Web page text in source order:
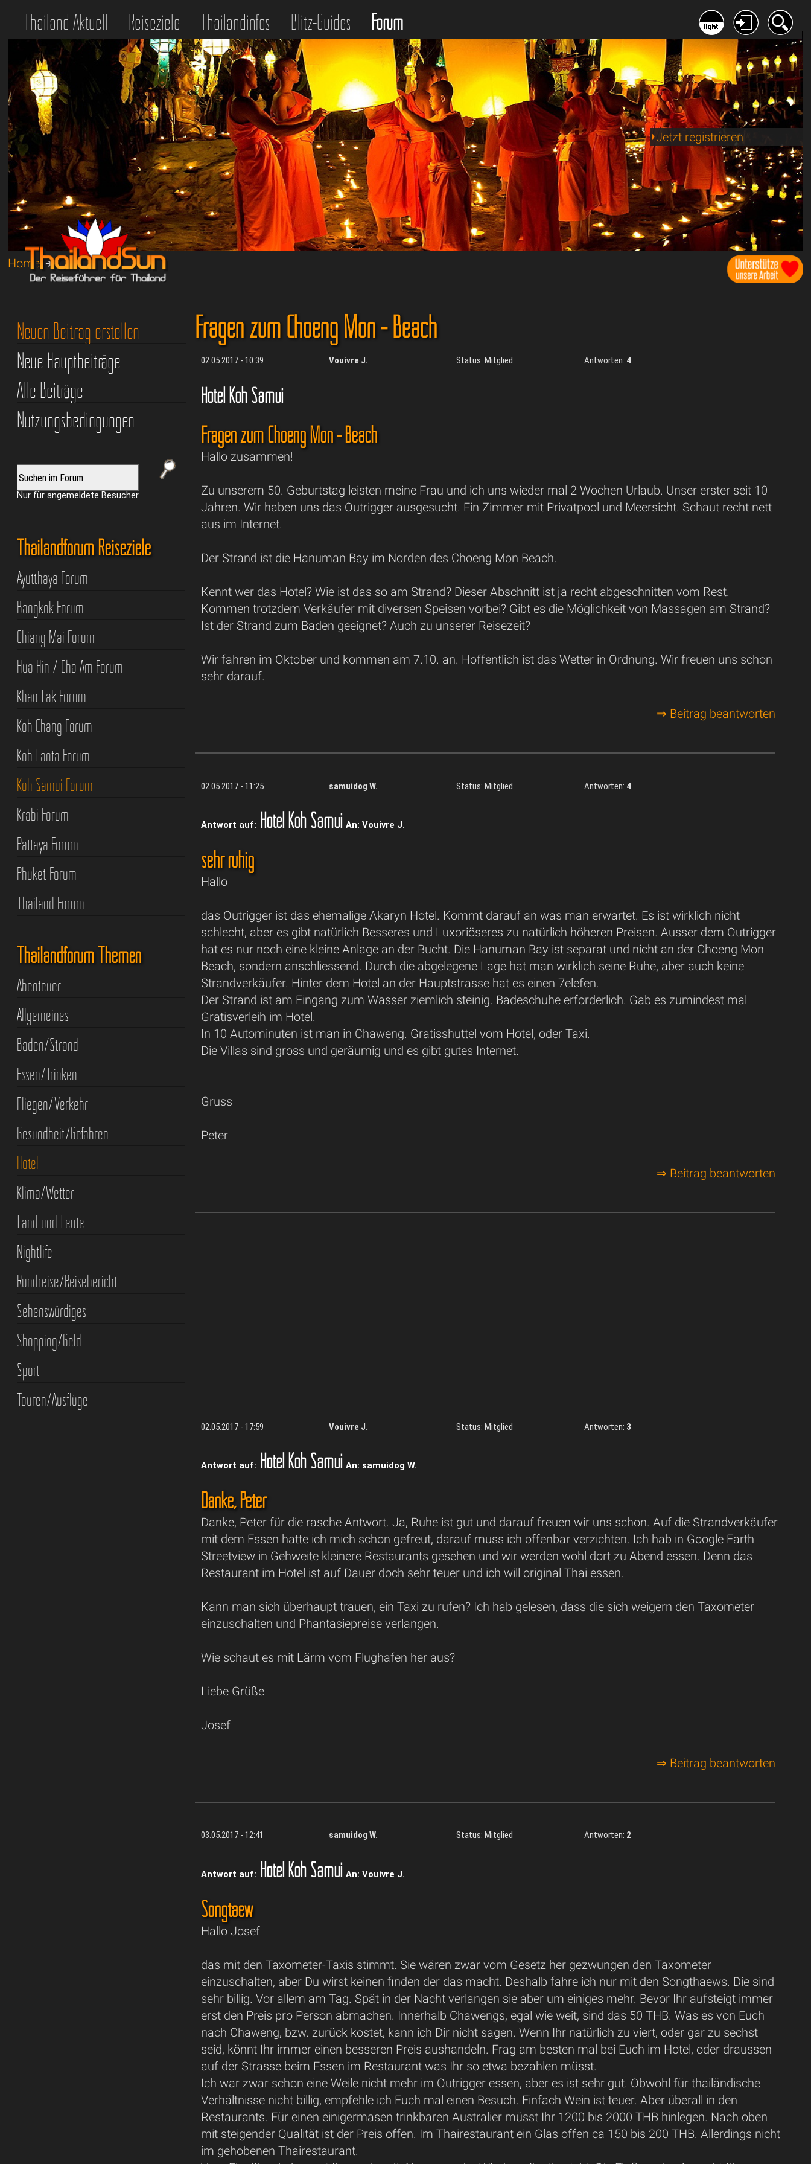
Thailand Aktuell Reiseziele Thailandinfos Blitz-Guides Forum
Jetzt registrieren
Home➔
Fragen zum Choeng Mon - Beach
02.05.2017 - 10:39 Vouivre J. Status: Mitglied Antworten: 4
Hotel Koh Samui
Fragen zum Choeng Mon - Beach
Hallo zusammen!
Zu unserem 50. Geburtstag leisten meine Frau und ich uns wieder mal 2 Wochen Urlaub. Unser erster seit 10
Jahren. Wir haben uns das Outrigger ausgesucht. Ein Zimmer mit Privatpool und Meersicht. Schaut recht nett
aus im Internet.
Der Strand ist die Hanuman Bay im Norden des Choeng Mon Beach.
Kennt wer das Hotel? Wie ist das so am Strand? Dieser Abschnitt ist ja recht abgeschnitten vom Rest.
Kommen trotzdem Verkäufer mit diversen Speisen vorbei? Gibt es die Möglichkeit von Massagen am Strand?
Ist der Strand zum Baden geeignet? Auch zu unserer Reisezeit?
Wir fahren im Oktober und kommen am 7.10. an. Hoffentlich ist das Wetter in Ordnung. Wir freuen uns schon
sehr darauf.
⇒ Beitrag beantworten
02.05.2017 - 11:25 samuidog W. Status: Mitglied Antworten: 4
Antwort auf: Hotel Koh SamuiAn: Vouivre J.
sehr ruhig
Hallo
das Outrigger ist das ehemalige Akaryn Hotel. Kommt darauf an was man erwartet. Es ist wirklich nicht
schlecht, aber es gibt natürlich Besseres und Luxoriöseres zu natürlich höheren Preisen. Ausser dem Outrigger
hat es nur noch eine kleine Anlage an der Bucht. Die Hanuman Bay ist separat und nicht an der Choeng Mon
Beach, sondern anschliessend. Durch die abgelegene Lage hat man wirklich seine Ruhe, aber auch keine
Strandverkäufer. Hinter dem Hotel an der Hauptstrasse hat es einen 7elefen.
Der Strand ist am Eingang zum Wasser ziemlich steinig. Badeschuhe erforderlich. Gab es zumindest mal
Gratisverleih im Hotel.
In 10 Autominuten ist man in Chaweng. Gratisshuttel vom Hotel, oder Taxi.
Die Villas sind gross und geräumig und es gibt gutes Internet.
Gruss
Peter
⇒ Beitrag beantworten
02.05.2017 - 17:59 Vouivre J. Status: Mitglied Antworten: 3
Antwort auf: Hotel Koh SamuiAn: samuidog W.
Danke, Peter
Danke, Peter für die rasche Antwort. Ja, Ruhe ist gut und darauf freuen wir uns schon. Auf die Strandverkäufer
mit dem Essen hatte ich mich schon gefreut, darauf muss ich offenbar verzichten. Ich hab in Google Earth
Streetview in Gehweite kleinere Restaurants gesehen und wir werden wohl dort zu Abend essen. Denn das
Restaurant im Hotel ist auf Dauer doch sehr teuer und ich will original Thai essen.
Kann man sich überhaupt trauen, ein Taxi zu rufen? Ich hab gelesen, dass die sich weigern den Taxometer
einzuschalten und Phantasiepreise verlangen.
Wie schaut es mit Lärm vom Flughafen her aus?
Liebe Grüße
Josef
⇒ Beitrag beantworten
03.05.2017 - 12:41 samuidog W. Status: Mitglied Antworten: 2
Antwort auf: Hotel Koh SamuiAn: Vouivre J.
Songtaew
Hallo Josef
das mit den Taxometer-Taxis stimmt. Sie wären zwar vom Gesetz her gezwungen den Taxometer
einzuschalten, aber Du wirst keinen finden der das macht. Deshalb fahre ich nur mit den Songthaews. Die sind
sehr billig. Vor allem am Tag. Spät in der Nacht verlangen sie aber um einiges mehr. Bevor Ihr aufsteigt immer
erst den Preis pro Person abmachen. Innerhalb Chawengs, egal wie weit, sind das 50 THB. Was es von Euch
nach Chaweng, bzw. zurück kostet, kann ich Dir nicht sagen. Wenn Ihr natürlich zu viert, oder gar zu sechst
seid, könnt Ihr immer einen besseren Preis aushandeln. Frag am besten mal bei Euch im Hotel, oder draussen
auf der Strasse beim Essen im Restaurant was Ihr so etwa bezahlen müsst.
Ich war zwar schon eine Weile nicht mehr im Outrigger essen, aber es ist sehr gut. Obwohl für thailändische
Verhältnisse nicht billig, empfehle ich Euch mal einen Besuch. Einfach Wein ist teuer. Aber überall in den
Restaurants. Für einen einigermasen trinkbaren Australier müsst Ihr 1200 bis 2000 THB hinlegen. Nach oben
mit steigender Qualität ist der Preis offen. Im Thairestaurant ein Glas offen ca 150 bis 200 THB. Allerdings nicht
im gehobenen Thairestaurant.
Neuen Beitrag erstellen
Neue Hauptbeiträge
Alle Beiträge
Nutzungsbedingungen
Nur für angemeldete Besucher
Thailandforum Reiseziele
Ayutthaya Forum
Bangkok Forum
Chiang Mai Forum
Hua Hin / Cha Am Forum
Khao Lak Forum
Koh Chang Forum
Koh Lanta Forum
Koh Samui Forum
Krabi Forum
Pattaya Forum
Phuket Forum
Thailand Forum
Thailandforum Themen
Abenteuer
Allgemeines
Baden/Strand
Essen/Trinken
Fliegen/Verkehr
Gesundheit/Gefahren
Hotel
Klima/Wetter
Land und Leute
Nightlife
Rundreise/Reisebericht
Sehenswürdiges
Shopping/Geld
Sport
Touren/Ausflüge